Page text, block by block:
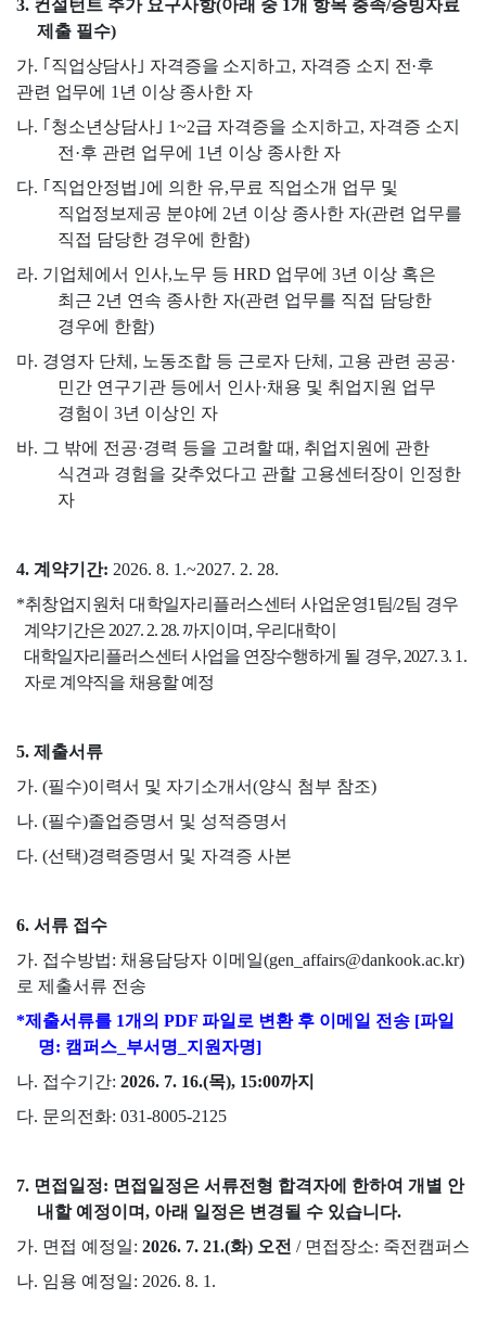
3. 컨설턴트 추가 요구사항(아래 중 1개 항목 충족/증빙자료
제출 필수)
가. ｢ 직업상담사 ｣ 자격증을 소지하고, 자격증 소지 전·후
관련 업무에 1 년 이상 종사한 자
나. ｢ 청소년상담사｣ 1~2급 자격증을 소지하고, 자격증 소지
전 ·후 관련 업무에 1 년 이상 종사한 자
다. ｢ 직업안정법 ｣에 의한 유,무료 직업소개 업무 및
직업정보제공 분야에 2년 이상 종사한 자(관련 업무를
직접 담당한 경우에 한함)
라. 기업체에서 인사, 노무 등HRD 업무에3년 이상 혹은
최근 2년 연속 종사한 자(관련 업무를 직접 담당한
경우에 한함)
마. 경영자 단체 , 노동조합 등 근로자 단체 , 고용 관련 공공·
민간 연구기관 등에서 인사·채용 및 취업지원 업무
경험이 3년 이상인 자
바. 그 밖에 전공·경력 등을 고려할 때 , 취업지원에 관한
식견과 경험을 갖추었다고 관할 고용센터장이 인정한
자
4. 계약기간: 2026. 8. 1.~2027. 2. 28.
*취창업지원처 대학일자리플러스센터 사업운영1 팀/2팀 경우
계약기간은 2027. 2. 28. 까지이며 , 우리대학이
대학일자리플러스센터 사업을 연장수행하게 될 경우, 2027. 3. 1.
자로 계약직을 채용할 예정
5. 제출서류
가. (필수)이력서 및 자기소개서(양식 첨부 참조)
나. (필수)졸업증명서 및 성적증명서
다. (선택)경력증명서 및 자격증 사본
6. 서류 접수
가. 접수방법: 채용담당자 이메일(gen_affairs@dankook.ac.kr)
로 제출서류 전송
*제출서류를 1개의 PDF 파일로 변환 후 이메일 전송 [파일
명: 캠퍼스 부서명 지원자명]
나. 접수기간:2026. 7. 16.(목), 15:00까지
다. 문의전화: 031-8005-2125
7. 면접일정: 면접일정은 서류전형 합격자에 한하여 개별 안
내할 예정이며, 아래 일정은 변경될 수 있습니다.
가. 면접 예정일: 2026. 7. 21.(화) 오전 / 면접장소: 죽전캠퍼스
나. 임용 예정일: 2026. 8. 1.